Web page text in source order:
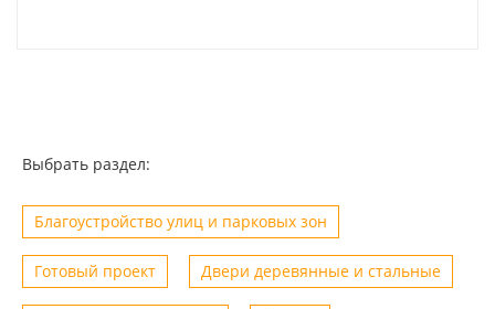
Выбрать раздел:
Благоустройство улиц и парковых зон
Готовый проект Двери деревянные и стальные